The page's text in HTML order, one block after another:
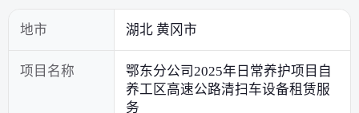
地市 湖北 黄冈市
项目名称
鄂东分公司2025年日常养护项目自
养工区高速公路清扫车设备租赁服
务